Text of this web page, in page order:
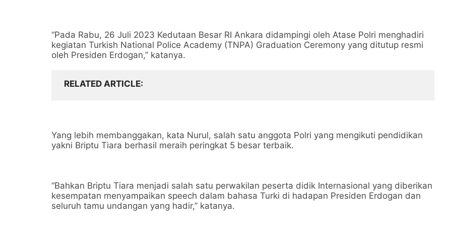
“Pada Rabu, 26 Juli 2023 Kedutaan Besar RI Ankara didampingi oleh Atase Polri menghadiri
kegiatan Turkish National Police Academy (TNPA) Graduation Ceremony yang ditutup resmi
oleh Presiden Erdogan,” katanya.
RELATED ARTICLE
Yang lebih membanggakan, kata Nurul, salah satu anggota Polri yang mengikuti pendidikan
yakni Briptu Tiara berhasil meraih peringkat 5 besar terbaik.
“Bahkan Briptu Tiara menjadi salah satu perwakilan peserta didik Internasional yang diberikan
kesempatan menyampaikan speech dalam bahasa Turki di hadapan Presiden Erdogan dan
seluruh tamu undangan yang hadir,” katanya.